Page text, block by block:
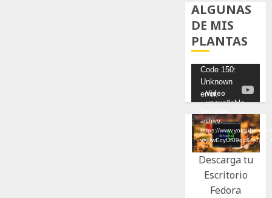
ALGUNAS
DE MIS
PLANTAS
Reproductor
de
vídeo
Code 150:
Unknown
error.
archivo:
https://
Descarga tu
Escritorio
Fedora